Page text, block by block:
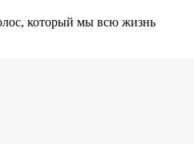
который мы всю жизнь